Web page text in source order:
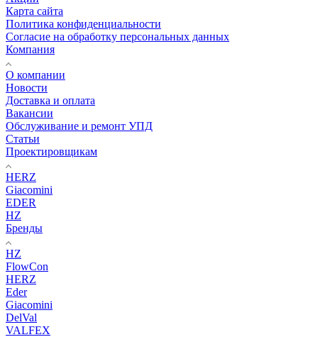
Карта сайта
Политика конфиденциальности
Согласие на обработку персональных данных
Компания
О компании
Новости
Доставка и оплата
Вакансии
Обслуживание и ремонт УПД
Статьи
Проектировщикам
HERZ
Giacomini
EDER
HZ
Бренды
HZ
FlowCon
HERZ
Eder
Giacomini
DelVal
VALFEX